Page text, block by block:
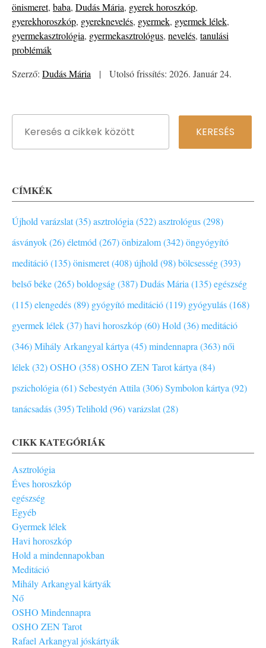
önismeret, baba, Dudás Mária, gyerek horoszkóp,
gyerekhoroszkóp, gyereknevelés, gyermek, gyermek lélek,
gyermekasztrológia, gyermekasztrológus, nevelés, tanulási
problémák
Szerző: Dudás Mária | Utolsó frissítés: 2026. Január 24.
CÍMKÉK
Újhold varázslat (35)asztrológia (522)asztrológus (298)
ásványok (26)életmód (267)önbizalom (342)öngyógyító
meditáció (135)önismeret (408)újhold (98)bölcsesség (393)
belső béke (265)boldogság (387)Dudás Mária (135)egészség
(115)elengedés (89) gyógyító meditáció (119) gyógyulás (168)
gyermek lélek (37)havi horoszkóp (60)Hold (36)meditáció
(346)Mihály Arkangyal kártya (45)mindennapra (363)női
lélek (32)OSHO (358)OSHO ZEN Tarot kártya (84)
pszichológia (61)Sebestyén Attila (306)Symbolon kártya (92)
tanácsadás (395)Telihold (96)varázslat (28)
CIKK KATEGÓRIÁK
Asztrológia
Éves horoszkóp
egészség
Egyéb
Gyermek lélek
Havi horoszkóp
Hold a mindennapokban
Meditáció
Mihály Arkangyal kártyák
Nő
OSHO Mindennapra
OSHO ZEN Tarot
Rafael Arkangyal jóskártyák